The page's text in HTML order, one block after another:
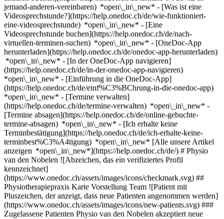
jemand-anderen-vereinbaren) *open\_in\_new* - [Was ist eine
Videosprechstunde?](https://help.onedoc.ch/de/wie-funktioniert-
eine-videosprechstunde) *open\_in\_new* - [Eine
Videosprechstunde buchen](https://help.onedoc.ch/de/nach-
virtuellen-terminen-suchen) *open\_in\_new* - [OneDoc-App
herunterladen](https://help.onedoc.ch/de/onedoc-app-herunterladen)
*open\_in\_new* - [In der OneDoc-App navigieren]
(https://help.onedoc.ch/de/in-der-onedoc-app-navigieren)
*open\_in\_new* - [Einführung in die OneDoc-App]
(https://help.onedoc.ch/de/einf%C3%BChrung-in-die-onedoc-app)
*open\_in\_new* - [Termine verwalten](https://help.onedoc.ch/de/termine-verwalten) *open\_in\_new* - [Termine absagen](https://help.onedoc.ch/de/online-gebuchte-termine-absagen) *open\_in\_new* - [Ich erhalte keine Terminbestätigung](https://help.onedoc.ch/de/ich-erhalte-keine-terminbest%C3%A4tigung) *open\_in\_new* [Alle unsere Artikel anzeigen *open\_in\_new*](https://help.onedoc.ch/de/) # Physio van den Nobelen ![Abzeichen, das ein verifiziertes Profil kennzeichnet](https://www.onedoc.ch/assets/images/icons/checkmark.svg) ## Physiotherapiepraxis Karte Vorstellung Team ![Patient mit Pluszeichen, der anzeigt, dass neue Patienten angenommen werden](https://www.onedoc.ch/assets/images/icons/new-patients.svg) ### Zugelassene Patienten Physio van den Nobelen akzeptiert neue Patienten ![Aktenkoffer-Symbol, das die Fachgebiete der Fachperson ank\u00fcndigt](https://www.onedoc.ch/assets/images/icons/specialties.svg) ### Fachrichtungen Medizinische Massage Physiotherapie [*arrow\_drop\_down*Mehr anzeigen](https://www.onedoc.ch) ![Mikroskop-Symbol, das die Expertisen der Fachperson ank\u00fcndigt](https://www.onedoc.ch/assets/images/icons/expertises.svg) ### Expertisen Haltungsanalyse Kopfschmerzen und Migräne Spinalkanalstenose | Spinalkanalverengung [*arrow\_drop\_down*Mehr anzeigen](https://www.onedoc.ch) ![Standortmarker, der Karte und Zugangsinformationen zur Praxis anzeigt](https://www.onedoc.ch/assets/images/icons/map.svg) ### Karte und Anreiseinformationen #### Physio van den Nobelen Seestrasse 2 3600 Thun #### Öffnungszeiten Derzeit geschlossen - Öffnet am Montag um 08:00 *expand\_more* Montag: 08:00 - 12:00 und 13:30 - 17:30 Dienstag: 08:00 - 12:00 und 13:30 - 17:30 Mittwoch: 08:00 - 12:00 und 13:30 - 17:30 Donnerstag: 08:00 - 12:00 und 13:30 - 17:30 Freitag: 08:00 - 12:00 und 13:30 - 17:00 Samstag: Geschlossen Sonntag: Geschlossen #### Website [Zur Website *open\_in\_new*](https://www.physio-thun.ch) ![Dokument-Symbol, das die Vorstellung der Praxis ankündigt](https://www.onedoc.ch/assets/images/icons/presentation.svg) ### Vorstellung der Einrichtung Die Physio van den Nobelen GmbH im Bahnhof Thun ist spezialisiert auf das Erarbeiten einer präzisen physiotherapeutischen Funktionsdiagnose gefolgt von einer entsprechenden sorgfältigen Behandlung, Beratung und Betreuung. [*arrow\_drop\_down*Mehr anzeigen](https://www.onedoc.ch) [](https://assets.onedoc.ch/images/entities/70dc4d886110941dde7837d49e5da0ae52b92f1e42ad9dbda57420fa795f74f3.png)[![Physio van den Nobelen, Physiotherapiepraxis in Thun](https://assets.onedoc.ch/images/entities/53df03852bf0aa6d9f80d9c9299f30276f7fa128ba1426351384adb8fe9611ea-small.jpg "Physio van den Nobelen, Physiotherapiepraxis in Thun")](https://assets.onedoc.ch/images/entities/53df03852bf0aa6d9f80d9c9299f30276f7fa128ba1426351384adb8fe9611ea.jpg)[![Physio van den Nobelen, Physiotherapiepraxis in Thun](https://assets.onedoc.ch/images/entities/6b56b1a8959ae60476b4ad3f1474d645a0041d5895c980e683abc8440e692ec6-small.jpg "Physio van den Nobelen, Physiotherapiepraxis in Thun")](https://assets.onedoc.ch/images/entities/6b56b1a8959ae60476b4ad3f1474d645a0041d5895c980e683abc8440e692ec6.jpg)[![Physio van den Nobelen, Physiotherapiepraxis in Thun](https://assets.onedoc.ch/images/entities/0e16e9b4ce6c861c528622cca6762ad68a67e50ab48746d46f2d9ec4b545f785-small.jpg "Physio van den Nobelen, Physiotherapiepraxis in Thun")](https://assets.onedoc.ch/images/entities/0e16e9b4ce6c861c528622cca6762ad68a67e50ab48746d46f2d9ec4b545f785.jpg)[![Physio van den Nobelen, Physiotherapiepraxis in Thun](https://assets.onedoc.ch/images/entities/160359173c65a1fee76a2aa568a76ad58d61d7deba4cf3449128f58c84d48235-small.jpg "Physio van den Nobelen, Physiotherapiepraxis in Thun")](https://assets.onedoc.ch/images/entities/160359173c65a1fee76a2aa568a76ad58d61d7deba4cf3449128f58c84d48235.jpg)[![Physio van den Nobelen, Physiotherapiepraxis in Thun](https://assets.onedoc.ch/images/entities/a04311ff956e8854f05d204f5b79d1284721c792669fed121a86c9ad61a65134-small.jpg "Physio van den Nobelen, Physiotherapiepraxis in Thun")](https://assets.onedoc.ch/images/entities/a04311ff956e8854f05d204f5b79d1284721c792669fed121a86c9ad61a65134.jpg) ![Personengruppe-Symbol, das die Liste der in der Praxis tätigen Fachpersonen ankündigt](https://www.onedoc.ch/assets/images/icons/team.svg) ### Team Medizinische Masseure (Massage) [![Christoph Bürgin, Medizinischer Masseur (Massage) in Thun](https://assets.onedoc.ch/images/users/11d6fa94004db3764d9a34276473f2bf605a91a522a3afb657e8e92d346f960c-small.jpg "Christoph Bürgin, Medizinischer Masseur (Massage) in Thun") \ __Herr Christoph Bürgin__](https://www.onedoc.ch/de/medizinischer-masseur-massage/thun/pcy1j/christoph-burgin) [![Bojana Röthlisberger, Medizinische Masseurin (Massage) in Thun](https://assets.onedoc.ch/images/users/b593681ea77bfaec73ba5ccf2ecdda9eb9dc5f5a788509e48f9edf9f1a24bec7-small.jpg "Bojana Röthlisberger, Medizinische Masseurin (Massage) in Thun") \ __Frau Bojana Röthlisberger__](https://www.onedoc.ch/de/medizinische-masseurin-massage/thun/pcy1t/bojana-rothlisberger) Physiotherapeuten [![Olivier Beer, Physiotherapeut in Thun](https://assets.onedoc.ch/images/users/ab83fcd97b9ee47285465f358fa9545a0684af8ac0c45fe35423b5870bba076b-small.jpg "Olivier Beer, Physiotherapeut in Thun") \ __Herr Olivier Beer__](https://www.onedoc.ch/de/physiotherapeut/thun/pcy1o/olivier-beer) [![Myrthe Bunt, Physiotherapeutin in Thun](https://assets.onedoc.ch/images/users/150399cb10a879ef0da2a9c1c76996b52896cf9e94f881f3f8aadf854f57fd38-small.jpg "Myrthe Bunt, Physiotherapeutin in Thun") \ __Frau Myrthe Bunt__](https://www.onedoc.ch/de/physiotherapeutin/thun/pc0ji/myrthe-bunt) [![Patrick Burgdorfer, Physiotherapeut in Thun](https://assets.onedoc.ch/images/users/4b4137539bd3f536120c83b89848f810942560828a7b579418f932d18105a7a8-small.jpg "Patrick Burgdorfer, Physiotherapeut in Thun") \ __Herr Patrick Burgdorfer__](https://www.onedoc.ch/de/physiotherapeut/thun/pcy1q/patrick-burgdorfer) [![Seline Fux, Physiotherapeutin in Thun](https://assets.onedoc.ch/images/users/8d36accd81e9c585bc48f6d9a50f1b263b7c86bcc40afee56bc5ff0056db7184-small.jpg "Seline Fux, Physiotherapeutin in Thun") \ __Frau Seline Fux__](https://www.onedoc.ch/de/physiotherapeutin/thun/pcy1k/seline-fux) [![Sandia Imhasly, Physiotherapeutin in Thun](https://assets.onedoc.ch/images/users/b61fa56f61d79855f7312f62b726cf4e3700bf8264bb118ee66dc46515e4c2a9-small.jpg "Sandia Imhasly, Physiotherapeutin in Thun") \ __Frau Sandia Imhasly__](https://www.onedoc.ch/de/physiotherapeutin/thun/pc04u/sandia-imhasly) [![Per Ola Strand, Physiotherapeut in Thun](https://assets.onedoc.ch/images/users/bce112506aaad4211dfab71554b9c722019c250a8c07d8494b9541f2130a271e-small.jpg "Per Ola Strand, Physiotherapeut in Thun") \ __Herr Per Ola Strand__](https://www.onedoc.ch/de/physiotherapeut/thun/pcy1r/per-ola-strand) [![Nina Stricker, Physiotherapeutin in Thun](https://assets.onedoc.ch/images/users/c8ed39277139863de9fac2dfbd719517c76c52267b5b765c237dd56f26ccfcf3-small.jpg "Nina Stricker, Physiotherapeutin in Thun") \ __Frau Nina Stricker__](https://www.onedoc.ch/de/physiotherapeutin/thun/pcy1p/nina-stricker) [![Nathalie Stähli, Physiotherapeutin in Thun](https://assets.onedoc.ch/images/users/8237ed97eea0aa562bc7c6bdfc87269d144f008c28ee99c702edf960ec769464-small.jpg "Nathalie Stähli, Physiotherapeutin in Thun") \ __Frau Nathalie Stähli__](https://www.onedoc.ch/de/physiotherapeutin/thun/pcy1l/nathalie-stahli) [![Marielle Tschopp, Physiotherapeutin in Thun](https://assets.onedoc.ch/images/users/46736bde5cfa9c6555182ca9975ac48b986fb27342f4a5fd52d964104dcaa7a4-small.jpg "Marielle Tschopp, Physiotherapeutin in Thun") \ __Frau Marielle Tschopp__](https://www.onedoc.ch/de/physiotherapeutin/thun/pcy1n/marielle-tschopp) [![Frans-Jan Van den Nobelen, Physiotherapeut in Thun](https://assets.onedoc.ch/images/users/8490a798a771f2cbc466c56f5a53f48d35e782200a098ea78daada2d540525b0-small.jpg "Frans-Jan Van den Nobelen, Physiotherapeut in Thun") \ __Herr Frans-Jan Van den Nobelen__](https://www.onedoc.ch/de/physiotherapeut/thun/pcy1u/frans-jan-van-den-nobelen) [![Natacha Windler, Physiotherapeutin in Thun](https://assets.onedoc.ch/images/users/7ed161cd6d8f28a2221e24ea97e738b9e366ca061ff33b75fee6cd8853531412-small.jpg "Natacha Windler, Physiotherapeutin in Thun") \ __Frau Natacha Windler__](https://www.onedoc.ch/de/physiotherapeutin/thun/pcy1m/natacha-windler) ![Sprechblasen-Symbol, das den FAQ-Bereich ank\u00fcndigt](https://www.onedoc.ch/assets/images/icons/faq.svg) ### FAQ *expand\_more* *keyboard\_arrow\_right* ## Wie lautet die Adresse von Physio van den Nobelen? Physio van den Nobelen empfängt Patienten hier: Seestrasse 2, 3600 Thun. * * * *keyboard\_arrow\_right* ## Wie sind die Öffnungszeiten von Physio van den Nobelen? Physio van den Nobelen ist geöffnet: - Am Montag von 08:00 bis 12:00 und von 13:30 bis 17:30 Uhr - Am Dienstag von 08:00 bis 12:00 und von 13:30 bis 17:30 Uhr - Am Mittwoch von 08:00 bis 12:00 und von 13:30 bis 17:30 Uhr - Am Donnerstag von 08:00 bis 12:00 und von 13:30 bis 17:30 Uhr - Am Freitag von 08:00 bis 12:00 und von 13:30 bis 17:00 Uhr - Am Samstag geschlossen Uhr - Am Sonntag geschlossen Uhr * * * *keyboard\_arrow\_right* ## Was ist die Adresse der Website von Physio van den Nobelen? Die Website von Physio van den Nobelen können Sie unter [https://www.physio-thun.ch *open\_in\_new*](https://www.physio-thun.ch) aufrufen. * * * *keyboard\_arrow\_right* ## Wie lautet die Telefonnummer von Physio van den Nobelen? Die Telefonnummer von Physio van den Nobelen lautet [033 535 53 03](tel:+41335355303). * * * *keyboard\_arrow\_right* ## Welche Fachrichtungen werden in Physio van den Nobelen praktiziert? Physio van den Nobelen bietet Beratungen/ Behandlungen in [Medizinische Massage](https://www.onedoc.ch/de/medizinischer-masseur-massage/thun) und [Physiotherapie](https://www.oned